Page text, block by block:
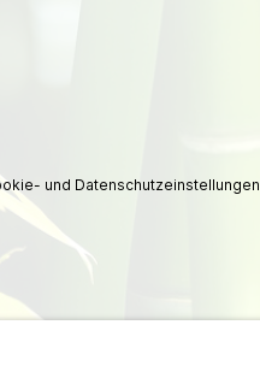
und Datenschutzeinstellungen